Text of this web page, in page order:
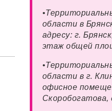
области в
адресу: г.
этаж общей
области в г.
офисное